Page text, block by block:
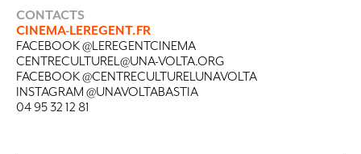
CONTACTS
CINEMA-LEREGENT.FR
FACEBOOK@LEREGENTCINEMA
CENTRECULTUREL@UNA-VOLTA.ORG
FACEBOOK@CENTRECULTURELUNAVOLTA
INSTAGRAM @UNAVOLTABASTIA
04 95 32 12 81